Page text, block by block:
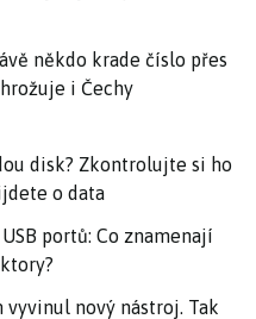
někdo krade číslo přes
i Čechy
disk? Zkontrolujte si ho
o data
portů: Co znamenají
vyvinul nový nástroj. Tak